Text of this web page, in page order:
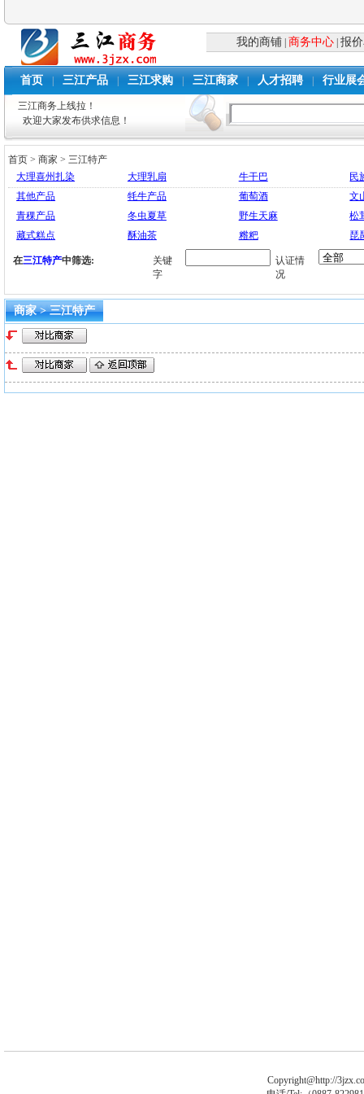
我的商铺 商务中心 |报
首页 三江产品 三江求购 三江商家 人才招聘 行业展
三江商务上线拉！
欢迎大家发布供求信息！
首页 >商家 >三江特产
大理喜州扎染
大理乳扇 牛干巴
民
其他产品
牦牛产品 葡萄酒
文
青稞产品
冬虫夏草 野生天麻
松
藏式糕点
酥油茶 糌粑 琵
在三江特产中筛选:
关键
字
认证情
况
商家 > 三江特产
Copyright@http://